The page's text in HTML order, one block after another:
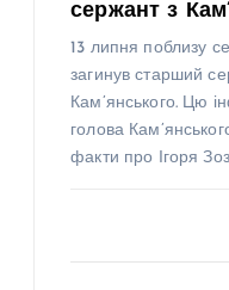
сержант з
13 липня поблизу
загинув старший
Кам’янського. Цю
голова
факти про Ігоря